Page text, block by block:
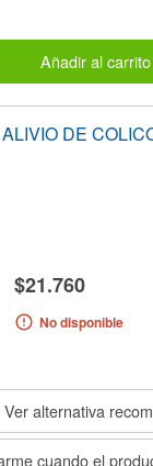
Añadir al carrito
COLICOS (Nocturno)
$21.760
No disponible
Ver alternativa
cuando el